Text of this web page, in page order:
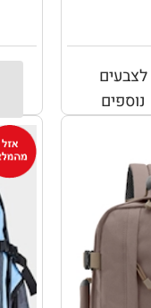
לצבעים
נוספים